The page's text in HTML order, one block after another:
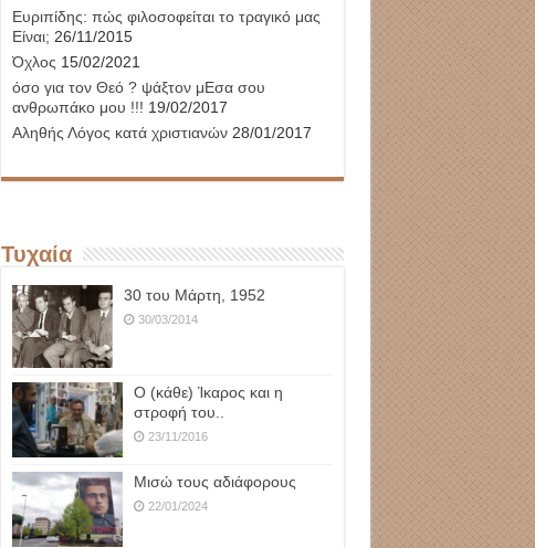
Ευριπίδης: πώς φιλοσοφείται το τραγικό μας
Είναι; 26/11/2015
Όχλος 15/02/2021
όσο για τον Θεό ? ψάξτον μΕσα σου
ανθρωπάκο μου !!! 19/02/2017
Αληθής Λόγος κατά χριστιανών28/01/2017
Τυχαία
30 του Μάρτη, 1952
30/03/2014
Ο (κάθε) Ίκαρος και η
στροφή του..
23/11/2016
Μισώ τους αδιάφορους
22/01/2024